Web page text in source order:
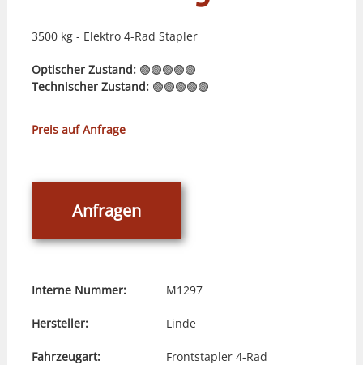
3500 kg - Elektro 4-Rad Stapler
Optischer Zustand:🟢🟢🟢🟢🟢
Technischer Zustand:🟢🟢🟢🟢🟢
Preis auf Anfrage
Anfragen
Interne Nummer: M1297
Hersteller: Linde
Fahrzeugart: Frontstapler 4-Rad